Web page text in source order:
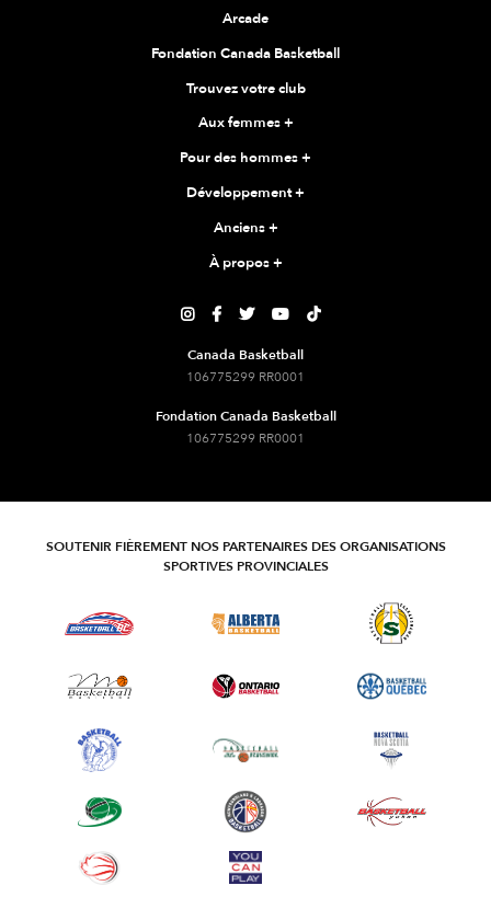
Arcade
Fondation Canada Basketball
Trouvez votre club
Aux femmes+
Pour des hommes+
Développement+
Anciens+
À propos+
    
Canada Basketball
106775299 RR0001
Fondation Canada Basketball
106775299 RR0001
SOUTENIR FIÈREMENT NOS PARTENAIRES DES ORGANISATIONS
SPORTIVES PROVINCIALES